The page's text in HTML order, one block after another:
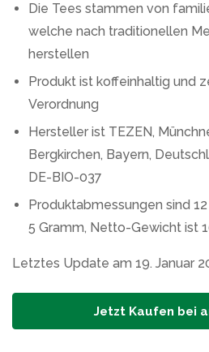
Die Tees stammen von
welche nach traditionellen
herstellen
Produkt ist koffeinhaltig und
Verordnung
Hersteller ist TEZEN,
Bergkirchen, Bayern,
DE-BIO-037
Produktabmessungen sind
5 Gramm, Netto-Gewicht ist
Letztes Update am 19. Januar
Jetzt Kaufen bei